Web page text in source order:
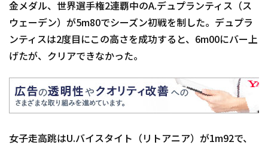
金メダル、世界選手権2連覇中のA.デュプランティス（ス
ウェーデン）が5m80でシーズン初戦を制した。デュプラ
ンティスは2度目にこの高さを成功すると、6m00にバー上
げたが、クリアできなかった。
女子走高跳はU.バイスタイト（リトアニア）が1m92で、